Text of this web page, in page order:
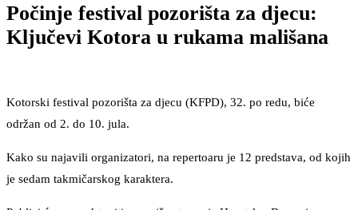
Počinje festival pozorišta za djecu:
Ključevi Kotora u rukama mališana
Kotorski festival pozorišta za djecu (KFPD), 32. po redu, biće
održan od 2. do 10. jula.
Kako su najavili organizatori, na repertoaru je 12 predstava, od kojih
je sedam takmičarskog karaktera.